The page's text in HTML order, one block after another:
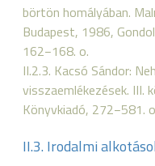
börtön homályában.
Budapest, 1986,
162−168. o.
II.2.3. Kacsó Sándor:
visszaemlékezések.
Könyvkiadó, 272−581.
II.3. Irodalmi